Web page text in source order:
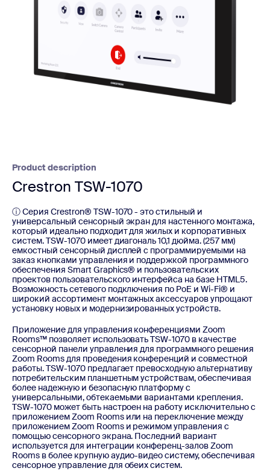
Product description
Crestron TSW-1070
ⓘ Серия Crestron® TSW-1070 - это стильный и
универсальный сенсорный экран для настенного монтажа,
который идеально подходит для жилых и корпоративных
систем. TSW-1070 имеет диагональ 10,1 дюйма. (257 мм)
емкостный сенсорный дисплей с программируемыми на
заказ кнопками управления и поддержкой программного
обеспечения Smart Graphics® и пользовательских
проектов пользовательского интерфейса на базе HTML5.
Возможность сетевого подключения по PoE и Wi-Fi® и
широкий ассортимент монтажных аксессуаров упрощают
установку новых и модернизированных устройств.
Приложение для управления конференциями Zoom
Rooms™ позволяет использовать TSW-1070 в качестве
сенсорной панели управления для программного решения
Zoom Rooms для проведения конференций и совместной
работы. TSW-1070 предлагает превосходную альтернативу
потребительским планшетным устройствам, обеспечивая
более надежную и безопасную платформу с
универсальными, обтекаемыми вариантами крепления.
TSW-1070 может быть настроен на работу исключительно с
приложением Zoom Rooms или на переключение между
приложением Zoom Rooms и режимом управления с
помощью сенсорного экрана. Последний вариант
используется для интеграции конференц-залов Zoom
Rooms в более крупную аудио-видео систему, обеспечивая
сенсорное управление для обеих систем.